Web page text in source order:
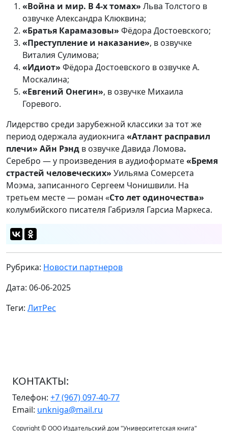
«Война и мир. В 4-х томах» Льва Толстого в
озвучке Александра Клюквина;
«Братья Карамазовы» Фёдора Достоевского;
«Преступление и наказание», в озвучке
Виталия Сулимова;
«Идиот» Фёдора Достоевского в озвучке А.
Москалина;
«Евгений Онегин», в озвучке Михаила
Горевого.
Лидерство среди зарубежной классики за тот же
период одержала аудиокнига «Атлант расправил
плечи» Айн Рэнд в озвучке Давида Ломова.
Серебро — у произведения в аудиоформате«Бремя
страстей человеческих» Уильяма Сомерсета
Моэма, записанного Сергеем Чонишвили. На
третьем месте — роман «Сто лет одиночества»
колумбийского писателя Габриэля Гарсиа Маркеса.
Рубрика: Новости партнеров
Дата: 06-06-2025
Теги: ЛитРес
КОНТАКТЫ:
Телефон: +7 (967) 097-40-77
Email: unkniga@mail.ru
Copyright © ООО Издательский дом "Университетская книга"